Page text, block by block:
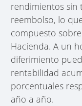
rendimientos sin
reembolso, lo
compuesto
Hacienda. A un
diferimiento
rentabilidad
porcentuales
año a año.